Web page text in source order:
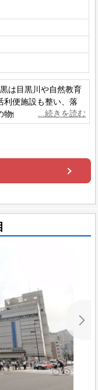
は目黒川や自然教育
利便施設も整い、落
物件です。